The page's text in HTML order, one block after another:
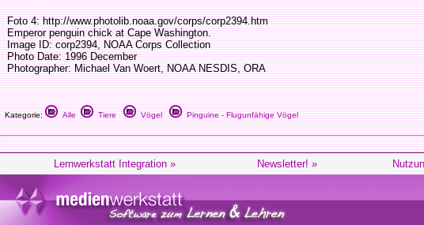
Foto 4: http://www.photolib.noaa.gov/corps/corp2394.htm
Emperor penguin chick at Cape Washington.
Image ID: corp2394, NOAA Corps Collection
Photo Date: 1996 December
Photographer: Michael Van Woert, NOAA NESDIS, ORA
Kategorie: Alle Tiere Vögel Pinguine - Flugunfähige Vögel
Lernwerkstatt Integration » Newsletter! »